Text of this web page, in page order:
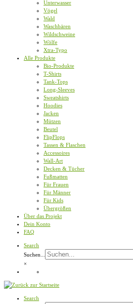
Unterwasser
Vögel
Wald
Waschbären
Wildschweine
Wölfe
Xtra-Typo
Alle Produkte
Bio-Produkte
T-Shirts
Tank-Tops
Long-Sleeves
Sweatshirts
Hoodies
Jacken
Mützen
Beutel
FlipFlops
Tassen & Flaschen
Accessoires
Wall-Art
Decken & Tücher
Fußmatten
Für Frauen
Für Männer
Für Kids
Übergrößen
Über das Projekt
Dein Konto
FAQ
Search
Suchen...
×
Search